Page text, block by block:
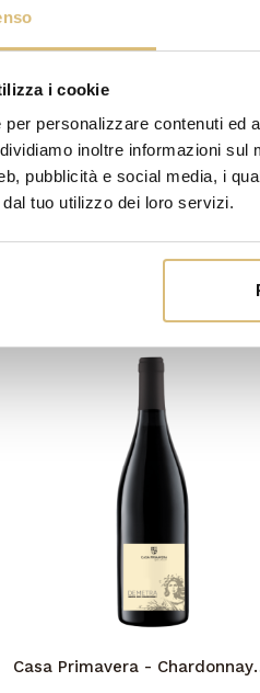
i cookie
personalizzare contenuti ed
inoltre informazioni
pubblicità e social media, i
tuo utilizzo dei loro servizi.
categoria:
Casa Primavera - Chardonnay